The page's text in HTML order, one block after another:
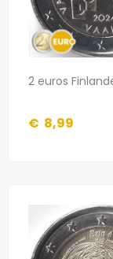
2 euros
€ 8,99